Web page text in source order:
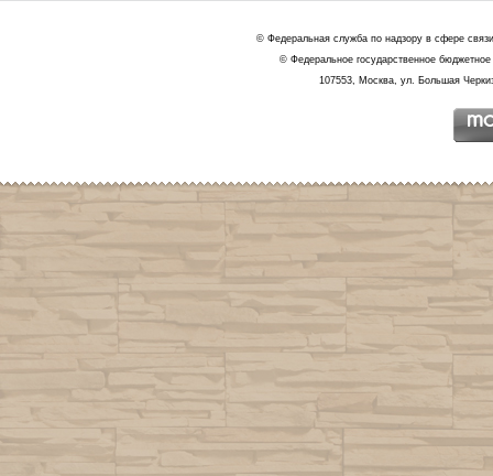
© Федеральная служба по надзору в сфере
© Федеральное государственное
107553, Москва, ул. Большая